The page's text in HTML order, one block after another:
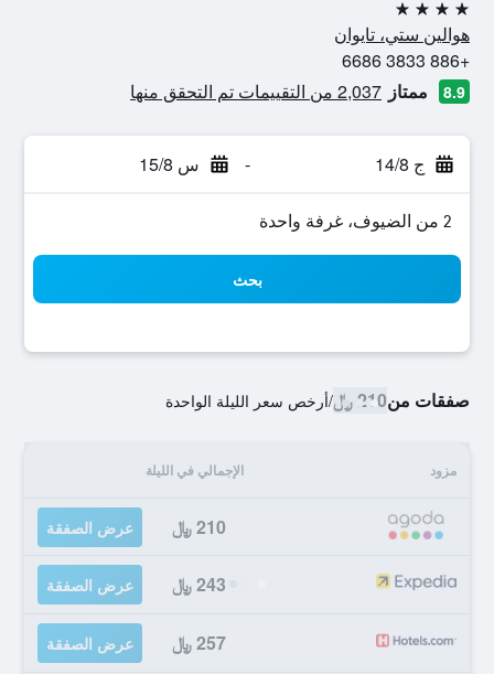
4 نجوم
هوالين ستي، تايوان
+886 3833 6686
8.9 ممتاز 2,037 من التقييمات تم التحقق منها
ج 14/8 - س 15/8
2 من الضيوف، غرفة واحدة
بحث
صفقات من210 ﷼ /أرخص سعر الليلة الواحدة
مزود الإجمالي في الليلة
210 ﷼ عرض الصفقة
243 ﷼ عرض الصفقة
257 ﷼ عرض الصفقة